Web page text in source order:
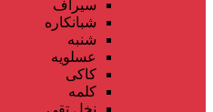
سیراف
شبانکاره
شنبه
عسلویه
کاکی
کلمه
نخل تقی